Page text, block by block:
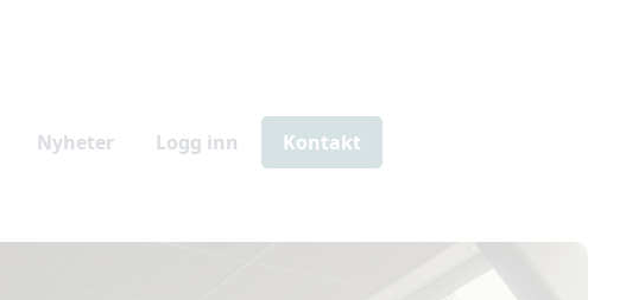
Nyheter Logg inn Kontakt